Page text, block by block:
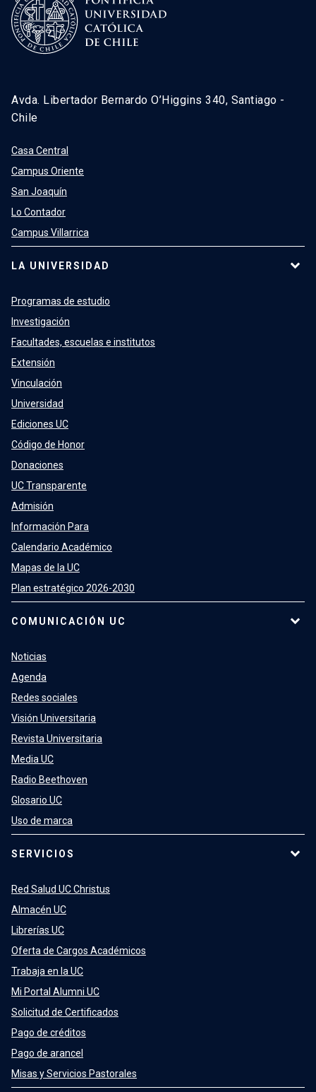
Avda. Libertador Bernardo O’Higgins 340, Santiago -
Chile
Casa Central
Campus Oriente
San Joaquín
Lo Contador
Campus Villarrica
LA UNIVERSIDAD
Programas de estudio
Investigación
Facultades, escuelas e institutos
Extensión
Vinculación
Universidad
Ediciones UC
Código de Honor
Donaciones
UC Transparente
Admisión
Información Para
Calendario Académico
Mapas de la UC
Plan estratégico 2026-2030
COMUNICACIÓN UC
Noticias
Agenda
Redes sociales
Visión Universitaria
Revista Universitaria
Media UC
Radio Beethoven
Glosario UC
Uso de marca
SERVICIOS
Red Salud UC Christus
Almacén UC
Librerías UC
Oferta de Cargos Académicos
Trabaja en la UC
Mi Portal Alumni UC
Solicitud de Certificados
Pago de créditos
Pago de arancel
Misas y Servicios Pastorales